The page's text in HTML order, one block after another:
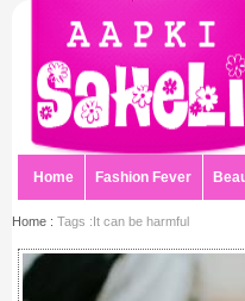
Home Fashion Fever
Home : Tags :It can be harmful